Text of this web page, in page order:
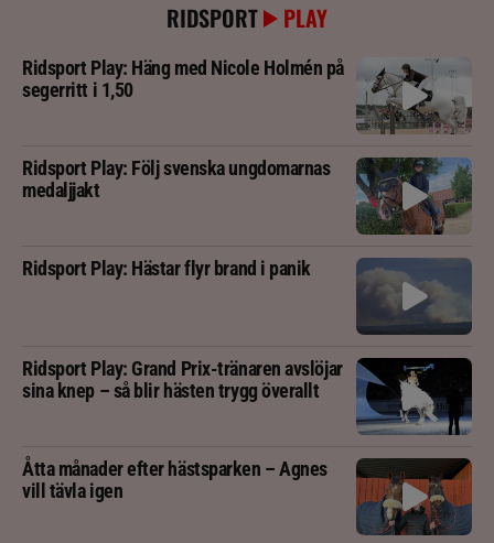
RIDSPORT PLAY
Ridsport Play: Häng med Nicole Holmén på
segerritt i 1,50
Ridsport Play: Följ svenska ungdomarnas
medaljjakt
Ridsport Play: Hästar flyr brand i panik
Ridsport Play: Grand Prix-tränaren avslöjar
sina knep – så blir hästen trygg överallt
Åtta månader efter hästsparken – Agnes
vill tävla igen